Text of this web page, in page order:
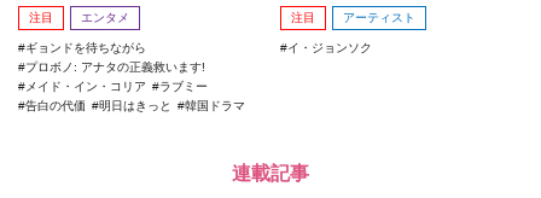
注目 エンタメ
ギョンドを待ちながら
プロボノ: アナタの正義救います!
メイド・イン・コリア
ラブミー
告白の代価
明日はきっと 韓国ドラマ
注目 アーティスト
イ・ジョンソク
連載記事